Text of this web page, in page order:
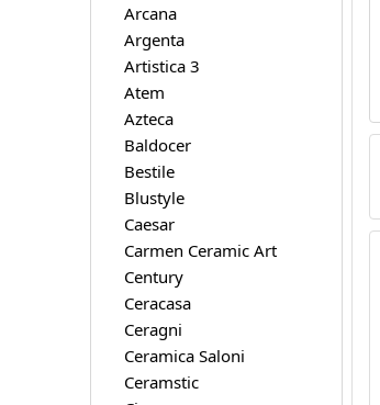
Arcana
Argenta
Artistica 3
Atem
Azteca
Baldocer
Bestile
Blustyle
Caesar
Carmen Ceramic Art
Century
Ceracasa
Ceragni
Ceramica Saloni
Ceramstic